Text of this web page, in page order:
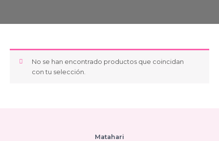
No se han encontrado productos que coincidan
con tu selección.
Matahari